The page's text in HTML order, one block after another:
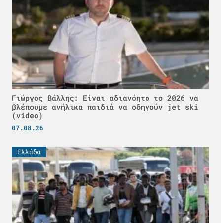
Γιώργος Βάλλης: Είναι αδιανόητο το 2026 να
βλέπουμε ανήλικα παιδιά να οδηγούν jet ski
(video)
07.08.26
Ελλάδα